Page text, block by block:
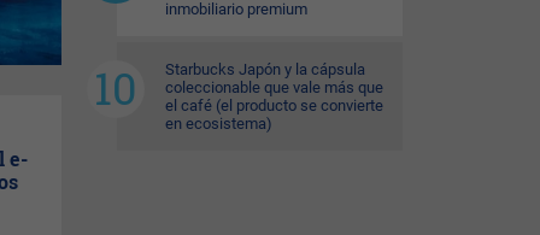
e-
inmobiliario premium
Starbucks Japón y la cápsula
coleccionable que vale más que
el café (el producto se convierte
en ecosistema)